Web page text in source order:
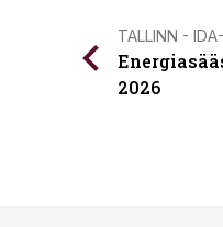
TALLINN -
2026